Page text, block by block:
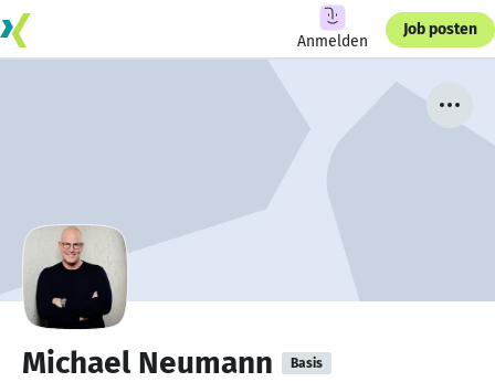
Anmelden
Job posten
Michael Neumann Basis